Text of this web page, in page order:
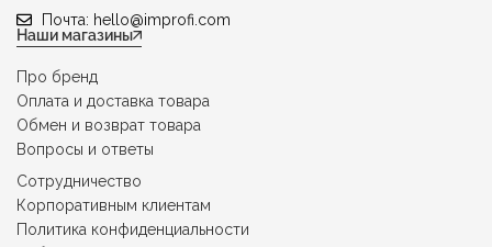
Почта: hello@improfi.com
Наши магазины
Про бренд
Оплата и доставка товара
Обмен и возврат товара
Вопросы и ответы
Сотрудничество
Корпоративным клиентам
Политика конфиденциальности